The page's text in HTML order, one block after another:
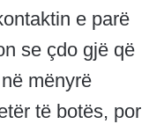
e parë
se çdo gjë që
mënyrë
të botës, por